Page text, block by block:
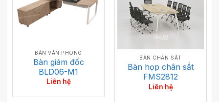
BÀN VĂN PHÒNG
Bàn giám đốc
BLD06-M1
Liên hệ
BÀN CHÂN SẮT
Bàn họp chân sắt
FMS2812
Liên hệ